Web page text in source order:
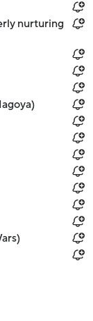
nurturing